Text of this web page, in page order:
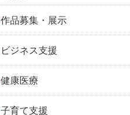
作品募集・展示
ビジネス支援
健康医療
子育て支援